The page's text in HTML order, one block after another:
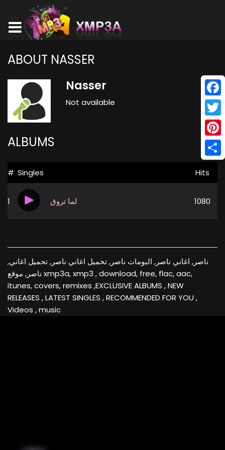
ABOUT NASSER
Nasser
Not available
ALBUMS
# Singles Hits
1 لما تروق 1080
ناصر, اغاني ناصر, البومات ناصر, تحميل اغاني ناصر, تحميل اغاني,
ناصر, موقع xmp3a, xmp3 , download, free, flac, aac,
itunes, covers, remixes ,EXCLUSIVE ALBUMS , NEW
RELEASES , LATEST SINGLES , RECOMMENDED FOR YOU ,
Videos , music